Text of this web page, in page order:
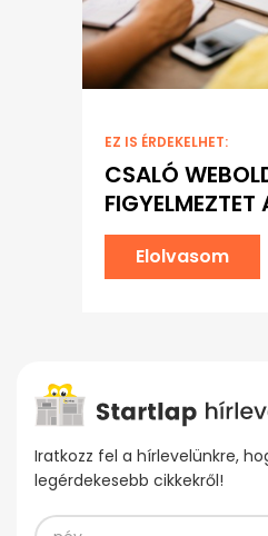
EZ IS ÉRDEKELHET:
CSALÓ
FIGYELMEZTET
Elolvasom
Iratkozz fel a hírlevelünkre,
legérdekesebb cikkekről!